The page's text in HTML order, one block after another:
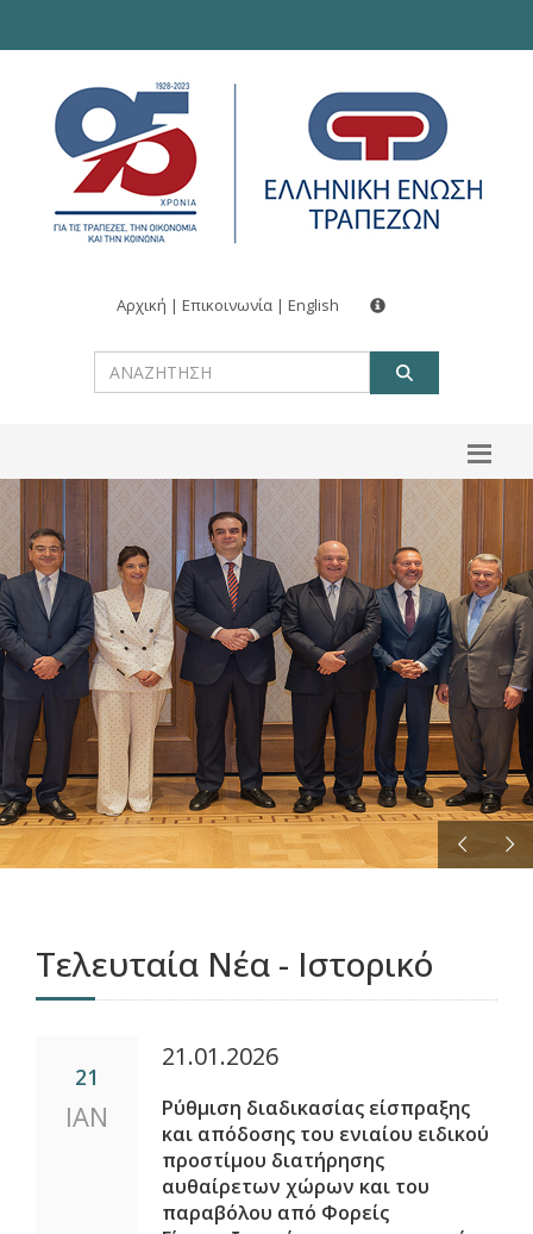
Αρχική | Επικοινωνία | English
ΠΕΡΙΣΣΟΤΕΡΑ
Τελευταία Νέα - Ιστορικό
21
ΙΑΝ
21.01.2026
Ρύθμιση διαδικασίας είσπραξης
και απόδοσης του ενιαίου ειδικού
προστίμου διατήρησης
αυθαίρετων χώρων και του
παραβόλου από Φορείς